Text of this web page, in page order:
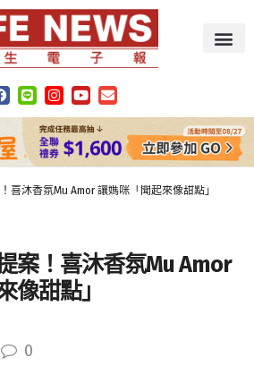
喜沐香氛Mu Amor 讓媽咪「聞起來像甜點」
案！喜沐香氛Mu Amor
像甜點」
0